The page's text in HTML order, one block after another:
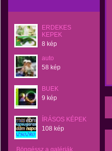
ERDEKES
KEPEK
8 kép
auto
58 kép
BUEK
9 kép
ÍRÁSOS KÉPEK
108 kép
Böngéssz a galériák